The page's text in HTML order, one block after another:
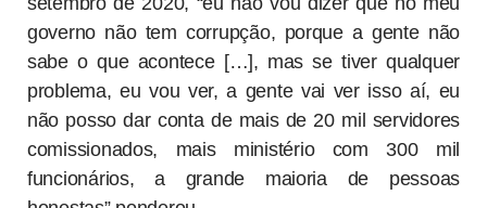
governo não tem corrupção, porque a gente não
sabe o que acontece […], mas se tiver qualquer
problema, eu vou ver, a gente vai ver isso aí, eu
não posso dar conta de mais de 20 mil servidores
comissionados, mais ministério com 300 mil
funcionários, a grande maioria de pessoas